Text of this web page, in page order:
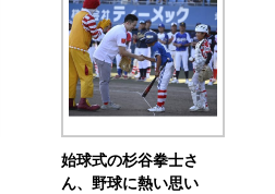
始球式の杉谷拳士さ
ん、野球に熱い思い